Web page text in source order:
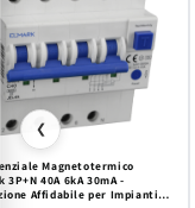
❮
Magnetotermico
3P+N 40A 6kA 30mA -
Affidabile per Impianti